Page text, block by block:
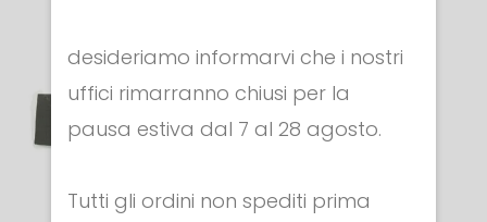
desideriamo informarvi che i nostri
uffici rimarranno chiusi per la
pausa estiva dal 7 al 28 agosto.
Tutti gli ordini non spediti prima